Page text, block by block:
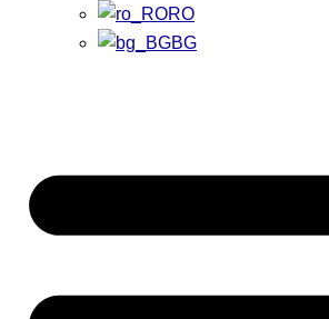
RO
BG